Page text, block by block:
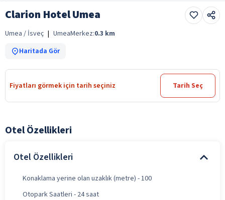
Clarion Hotel Umea
Umea / İsveç | UmeaMerkez:0.3 km
Haritada Gör
Fiyatları görmek için tarih seçiniz Tarih Seç
Otel Özellikleri
Otel Özellikleri
Konaklama yerine olan uzaklık (metre) - 100
Otopark Saatleri - 24 saat